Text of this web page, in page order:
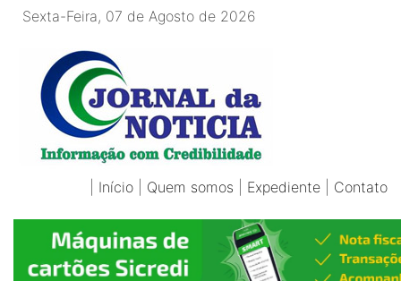
Sexta-Feira, 07 de Agosto de 2026
Início Quem somos Expediente Contato